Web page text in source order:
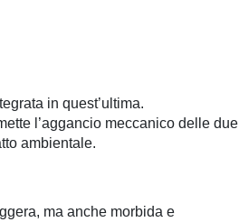
in quest’ultima.
l’aggancio meccanico delle due
ambientale.
ma anche morbida e